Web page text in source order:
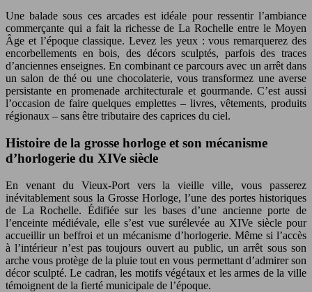
Une balade sous ces arcades est idéale pour ressentir l’ambiance
commerçante qui a fait la richesse de La Rochelle entre le Moyen
Âge et l’époque classique. Levez les yeux : vous remarquerez des
encorbellements en bois, des décors sculptés, parfois des traces
d’anciennes enseignes. En combinant ce parcours avec un arrêt dans
un salon de thé ou une chocolaterie, vous transformez une averse
persistante en promenade architecturale et gourmande. C’est aussi
l’occasion de faire quelques emplettes – livres, vêtements, produits
régionaux – sans être tributaire des caprices du ciel.
Histoire de la grosse horloge et son mécanisme
d’horlogerie du XIVe siècle
En venant du Vieux-Port vers la vieille ville, vous passerez
inévitablement sous la Grosse Horloge, l’une des portes historiques
de La Rochelle. Édifiée sur les bases d’une ancienne porte de
l’enceinte médiévale, elle s’est vue surélevée au XIVe siècle pour
accueillir un beffroi et un mécanisme d’horlogerie. Même si l’accès
à l’intérieur n’est pas toujours ouvert au public, un arrêt sous son
arche vous protège de la pluie tout en vous permettant d’admirer son
décor sculpté. Le cadran, les motifs végétaux et les armes de la ville
témoignent de la fierté municipale de l’époque.